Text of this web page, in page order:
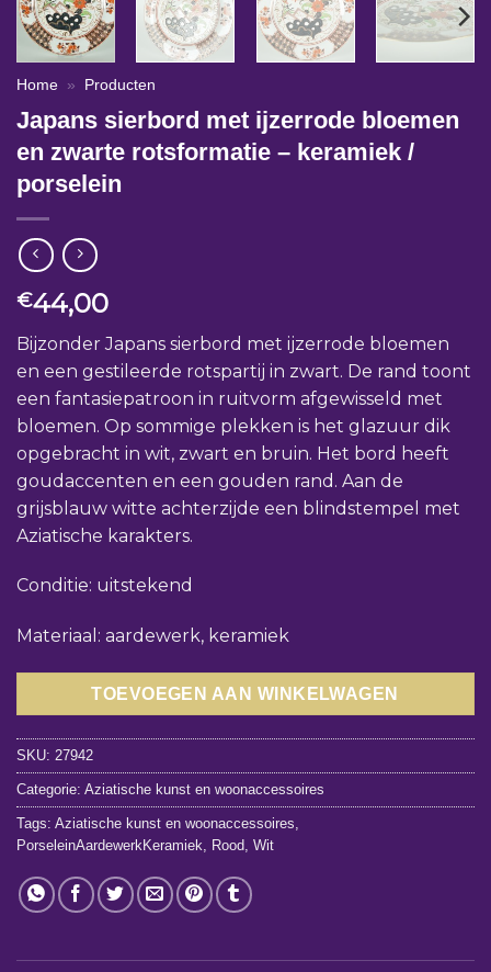
Home » Producten
Japans sierbord met ijzerrode bloemen
en zwarte rotsformatie – keramiek /
porselein
€44,00
Bijzonder Japans sierbord met ijzerrode bloemen
en een gestileerde rotspartij in zwart. De rand toont
een fantasiepatroon in ruitvorm afgewisseld met
bloemen. Op sommige plekken is het glazuur dik
opgebracht in wit, zwart en bruin. Het bord heeft
goudaccenten en een gouden rand. Aan de
grijsblauw witte achterzijde een blindstempel met
Aziatische karakters.
Conditie: uitstekend
Materiaal: aardewerk, keramiek
TOEVOEGEN AAN WINKELWAGEN
SKU: 27942
Categorie: Aziatische kunst en woonaccessoires
Tags: Aziatische kunst en woonaccessoires
PorseleinAardewerkKeramiek
Rood Wit